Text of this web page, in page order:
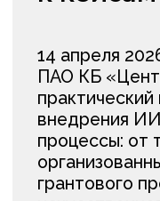
Один из крупнейших
банков России и
институт Юга страны.
внедряет цифровые
и решения на основе
проекты в области
развития и финансовых
ПАО КБ «Центр-
инвест»